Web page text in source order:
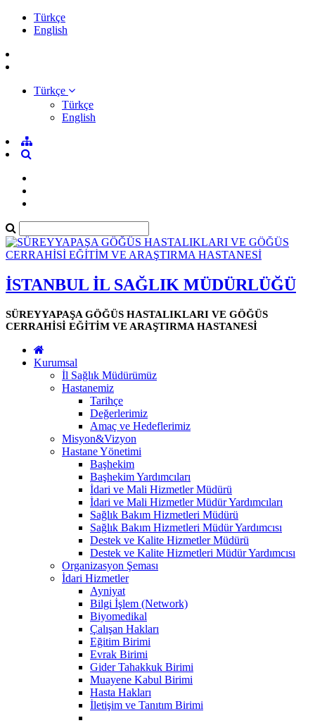
Türkçe
English
Türkçe
Türkçe
English
İSTANBUL İL SAĞLIK MÜDÜRLÜĞÜ
SÜREYYAPAŞA GÖĞÜS HASTALIKLARI VE GÖĞÜS
CERRAHİSİ EĞİTİM VE ARAŞTIRMA HASTANESİ
Kurumsal
İl Sağlık Müdürümüz
Hastanemiz
Tarihçe
Değerlerimiz
Amaç ve Hedeflerimiz
Misyon&Vizyon
Hastane Yönetimi
Başhekim
Başhekim Yardımcıları
İdari ve Mali Hizmetler Müdürü
İdari ve Mali Hizmetler Müdür Yardımcıları
Sağlık Bakım Hizmetleri Müdürü
Sağlık Bakım Hizmetleri Müdür Yardımcısı
Destek ve Kalite Hizmetler Müdürü
Destek ve Kalite Hizmetleri Müdür Yardımcısı
Organizasyon Şeması
İdari Hizmetler
Ayniyat
Bilgi İşlem (Network)
Biyomedikal
Çalışan Hakları
Eğitim Birimi
Evrak Birimi
Gider Tahakkuk Birimi
Muayene Kabul Birimi
Hasta Hakları
İletişim ve Tanıtım Birimi